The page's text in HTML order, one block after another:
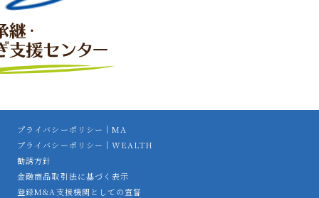
プライバシーポリシー｜MA
プライバシーポリシー｜WEALTH
勧誘方針
金融商品取引法に基づく表示
登録M&A支援機関としての宣誓